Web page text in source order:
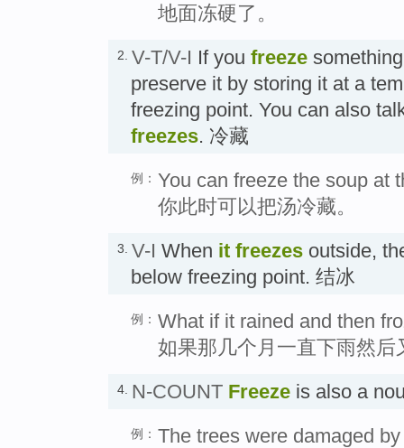
地面冻硬了。
2. V-T/V-I If you freeze
preserve it by storing it at a
freezing point. You can also
freezes. 冷藏
例： You can freeze the soup at
你此时可以把汤冷藏。
3. V-I When it freezes outside,
below freezing point. 结冰
例： What if it rained and then
如果那几个月一直下雨然后
4. N-COUNT Freeze is also a
例： The trees were damaged